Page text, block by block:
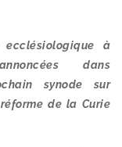
ecclé­sio­lo­gique à
dans
synode sur
de la Curie